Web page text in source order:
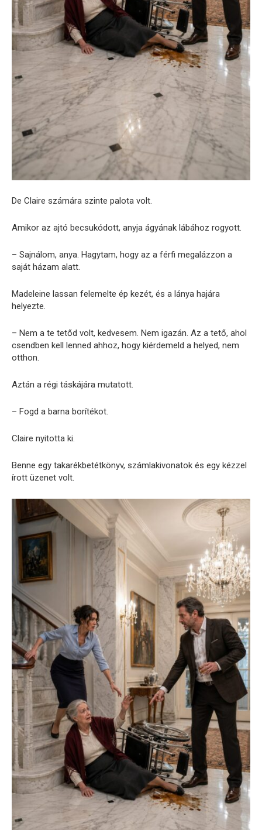
De Claire számára szinte palota volt.
Amikor az ajtó becsukódott, anyja ágyának lábához rogyott.
– Sajnálom, anya. Hagytam, hogy az a férfi megalázzon a
saját házam alatt.
Madeleine lassan felemelte ép kezét, és a lánya hajára
helyezte.
– Nem a te tetőd volt, kedvesem. Nem igazán. Az a tető, ahol
csendben kell lenned ahhoz, hogy kiérdemeld a helyed, nem
otthon.
Aztán a régi táskájára mutatott.
– Fogd a barna borítékot.
Claire nyitotta ki.
Benne egy takarékbetétkönyv, számlakivonatok és egy kézzel
írott üzenet volt.